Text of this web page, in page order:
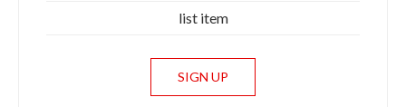
list item
SIGN UP